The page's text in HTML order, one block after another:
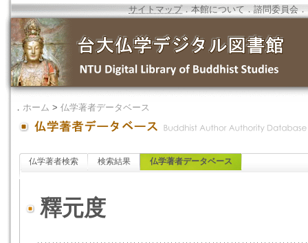
サイトマップ．本館について ．諮問委員会 ．
． ホーム > 仏学著者データベース
仏学著者検索 検索結果 仏学著者データベース
釋元度